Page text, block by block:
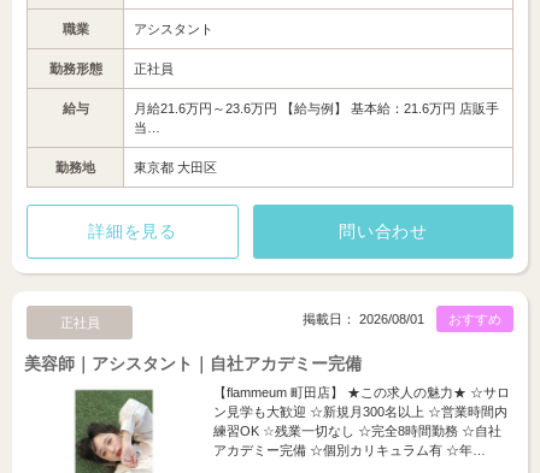
職業 アシスタント
勤務形態 正社員
給与
月給21.6万円～23.6万円 【給与例】 基本給：21.6万円 店販手
当…
勤務地 東京都 大田区
詳細を見る 問い合わせ
正社員 おすすめ
掲載日： 2026/08/01
美容師｜アシスタント｜自社アカデミー完備
【flammeum 町田店】 ★この求人の魅力★ ☆サロ
ン見学も大歓迎 ☆新規月300名以上 ☆営業時間内
練習OK ☆残業一切なし ☆完全8時間勤務 ☆自社
アカデミー完備 ☆個別カリキュラム有 ☆年…